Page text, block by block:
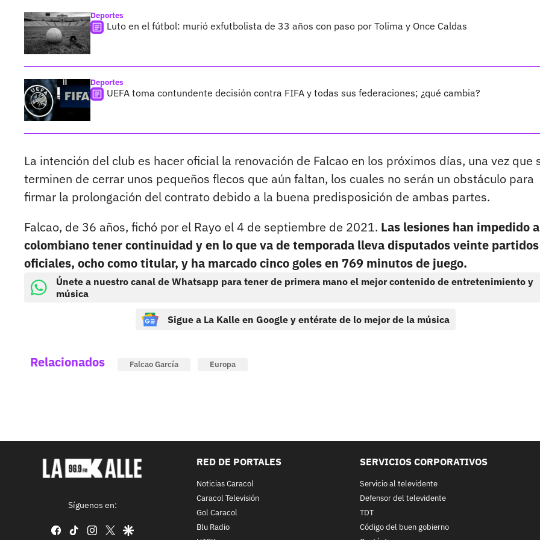
Deportes
Luto en el fútbol: murió exfutbolista de 33 años con paso por Tolima y Once Caldas
Deportes
UEFA toma contundente decisión contra FIFA y todas sus federaciones; ¿qué cambia?
La intención del club es hacer oficial la renovación de Falcao en los próximos días, una vez que
terminen de cerrar unos pequeños flecos que aún faltan, los cuales no serán un obstáculo para
firmar la prolongación del contrato debido a la buena predisposición de ambas partes.
Falcao, de 36 años, fichó por el Rayo el 4 de septiembre de 2021. Las lesiones han impedido
colombiano tener continuidad y en lo que va de temporada lleva disputados veinte partidos
oficiales, ocho como titular, y ha marcado cinco goles en 769 minutos de juego.
Únete a nuestro canal de Whatsapp para tener de primera mano el mejor contenido de entretenimiento y
música
Sigue a La Kalle en Google y entérate de lo mejor de la música
Relacionados Falcao García Europa
Síguenos en:
facebook
tiktok instagram
twittergoogle
RED DE PORTALES
Noticias Caracol
Caracol Televisión
Gol Caracol
Blu Radio
SERVICIOS CORPORATIVOS
Servicio al televidente
Defensor del televidente
TDT
Código del buen gobierno